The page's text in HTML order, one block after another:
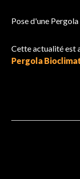
Pose d'une
Cette actualité est
Pergola